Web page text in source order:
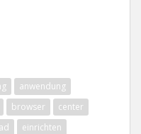
anwendung
browser
center
einrichten